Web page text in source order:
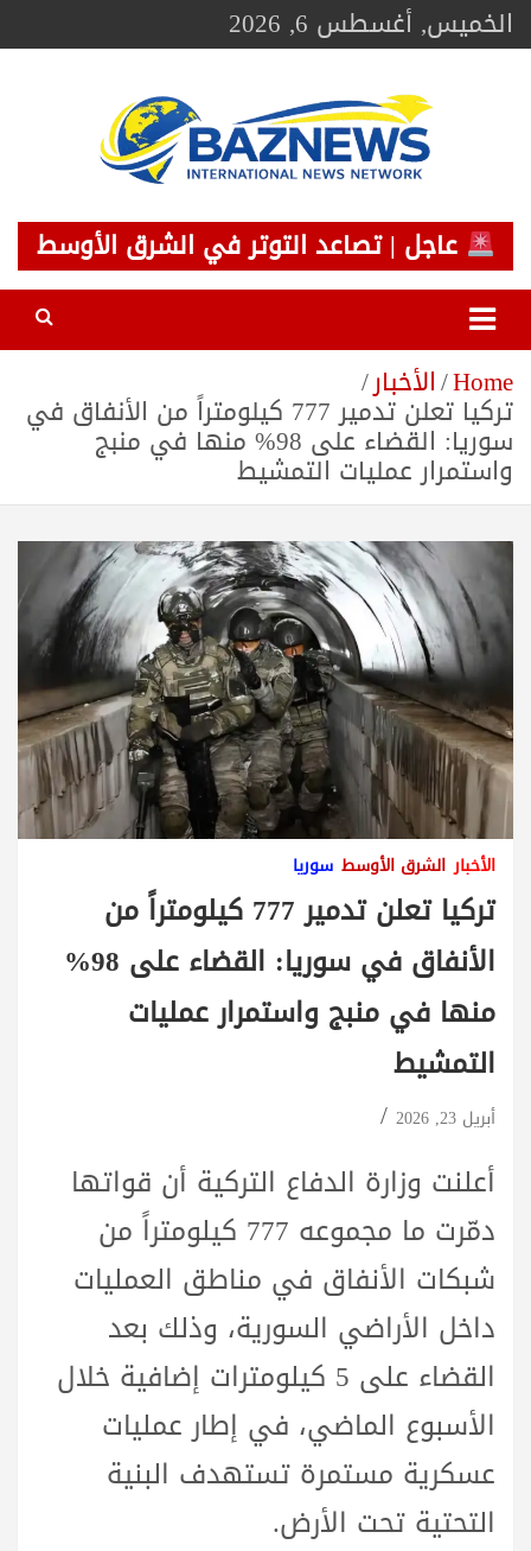
Skip
toالخميس, أغسطس 6, 2026
BAZNEWS
شبكة باز الإخبارية
عاجل | تصاعد التوتر في الشرق الأوسط
Home الأخبار
تركيا تعلن تدمير 777 كيلومتراً من الأنفاق في
سوريا: القضاء على 98% منها في منبج
واستمرار عمليات التمشيط
الأخبار الشرق الأوسط سوريا
تركيا تعلن تدمير 777 كيلومتراً من
الأنفاق في سوريا: القضاء على 98%
منها في منبج واستمرار عمليات
التمشيط
أبريل 23, 2026
أعلنت وزارة الدفاع التركية أن قواتها
دمّرت ما مجموعه 777 كيلومتراً من
شبكات الأنفاق في مناطق العمليات
داخل الأراضي السورية، وذلك بعد
القضاء على 5 كيلومترات إضافية خلال
الأسبوع الماضي، في إطار عمليات
عسكرية مستمرة تستهدف البنية
التحتية تحت الأرض.